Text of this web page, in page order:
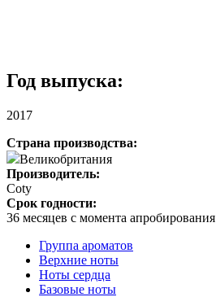
Год выпуска:
2017
Страна производства:
Великобритания
Производитель:
Coty
Срок годности:
36 месяцев с момента апробирования
Группа ароматов
Верхние ноты
Ноты сердца
Базовые ноты